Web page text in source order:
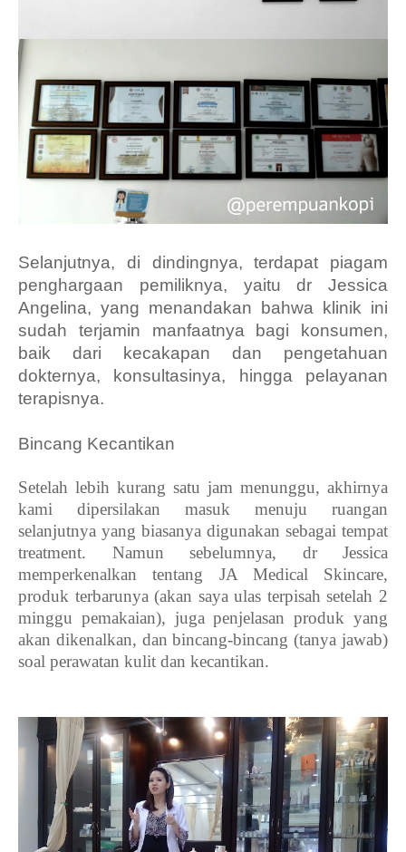
Selanjutnya, di dindingnya, terdapat piagam
penghargaan pemiliknya, yaitu dr Jessica
Angelina, yang menandakan bahwa klinik ini
sudah terjamin manfaatnya bagi konsumen,
baik dari kecakapan dan pengetahuan
dokternya, konsultasinya, hingga pelayanan
terapisnya.
Bincang Kecantikan
Setelah lebih kurang satu jam menunggu, akhirnya
kami dipersilakan masuk menuju ruangan
selanjutnya yang biasanya digunakan sebagai tempat
treatment. Namun sebelumnya, dr Jessica
memperkenalkan tentang JA Medical Skincare,
produk terbarunya (akan saya ulas terpisah setelah 2
minggu pemakaian), juga penjelasan produk yang
akan dikenalkan, dan bincang-bincang (tanya jawab)
soal perawatan kulit dan kecantikan.